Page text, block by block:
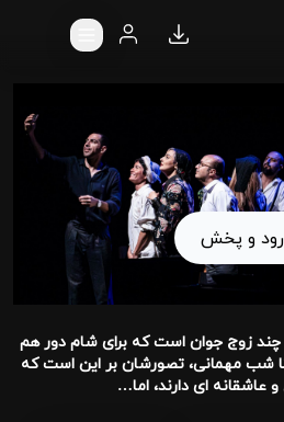
و پخش
چند زوج جوان است که برای شام دور هم
شب مهمانی، تصورشان بر این است که
عاشقانه ای دارند، اما…